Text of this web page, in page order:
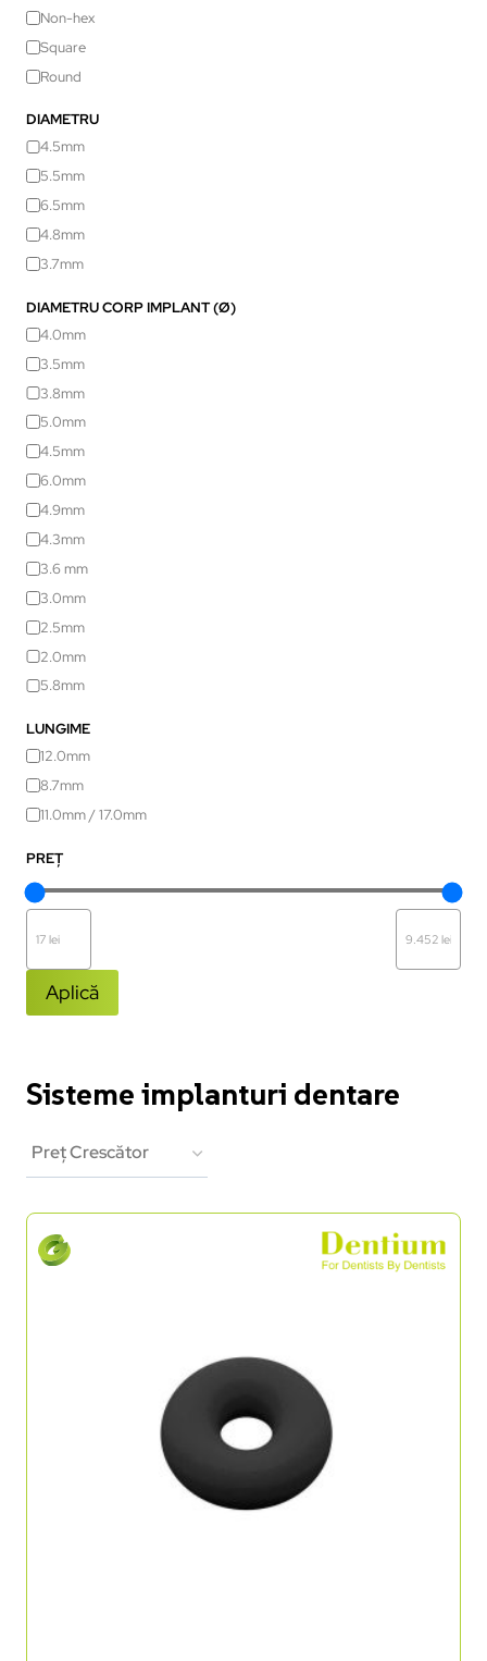
Non-hex
Square
Round
DIAMETRU
4.5mm
5.5mm
6.5mm
4.8mm
3.7mm
DIAMETRU CORP IMPLANT (Ø)
4.0mm
3.5mm
3.8mm
5.0mm
4.5mm
6.0mm
4.9mm
4.3mm
3.6 mm
3.0mm
2.5mm
2.0mm
5.8mm
LUNGIME
12.0mm
8.7mm
11.0mm / 17.0mm
PREȚ
Aplică
Sisteme implanturi dentare